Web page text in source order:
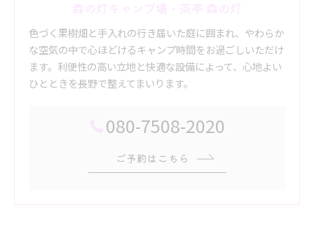
色づく果樹畑と手入れの行き届いた庭に囲まれ、やわらか
な空気の中で心ほどけるキャンプ時間をお過ごしいただけ
ます。利便性の高い立地と快適な設備によって、心地よい
ひとときを長野で整えてまいります。
080-7508-2020
ご予約はこちら